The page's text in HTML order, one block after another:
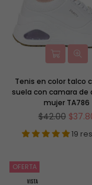
Tenis en color talco
suela con camara de
mujer TA786
Precio
$42.00
19
OFERTA